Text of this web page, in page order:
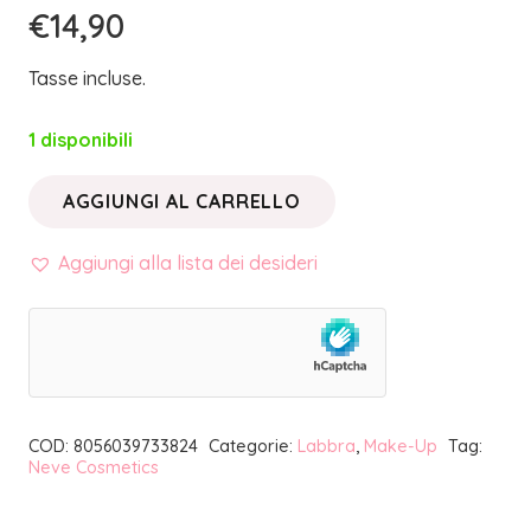
€14,90
Tasse incluse.
1 disponibili
DESSERT
LÈVRES
NEVE
AGGIUNGI AL CARRELLO
Aggiungi alla lista dei desideri
COD: 8056039733824 Categorie: Labbra Make-Up Tag:
Neve Cosmetics